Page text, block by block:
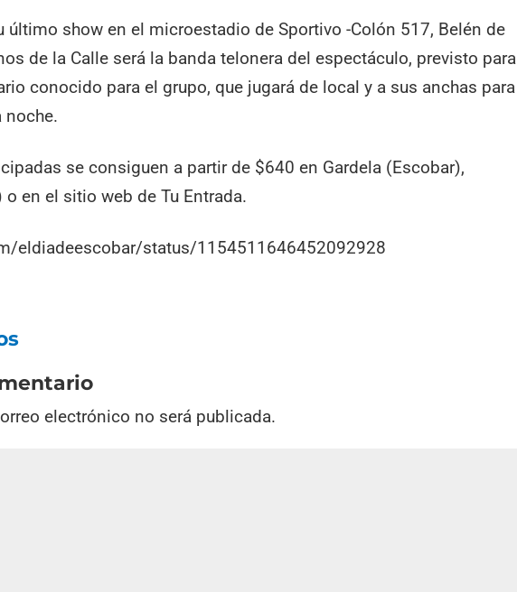
último show en el microestadio de Sportivo -Colón 517, Belén de
de la Calle será la banda telonera del espectáculo, previsto para
conocido para el grupo, que jugará de local y a sus anchas para
noche.
se consiguen a partir de $640 en Gardela (Escobar),
en el sitio web de Tu Entrada.
eldiadeescobar/status/1154511646452092928
electrónico no será publicada.